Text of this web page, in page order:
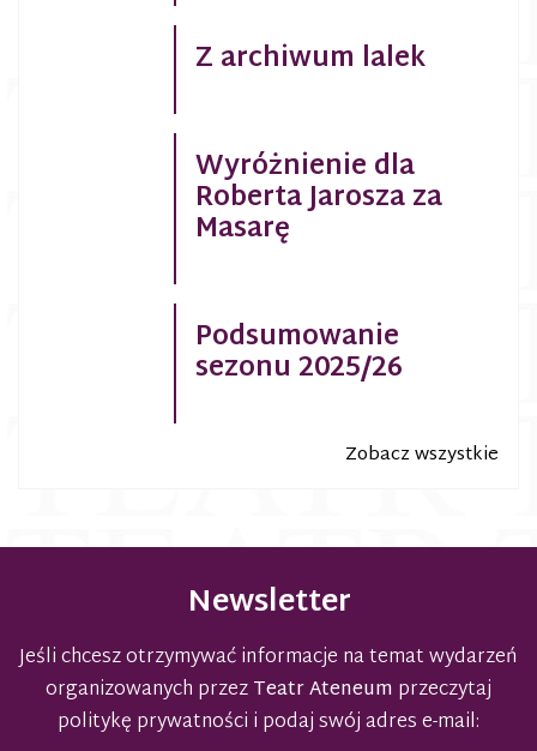
Z archiwum lalek
Wyróżnienie dla
Roberta Jarosza za
Masarę
Podsumowanie
sezonu 2025/26
Zobacz wszystkie
Newsletter
Jeśli chcesz otrzymywać informacje na temat wydarzeń
organizowanych przezTeatr Ateneum przeczytaj
politykę prywatności i podaj swój adres e-mail: